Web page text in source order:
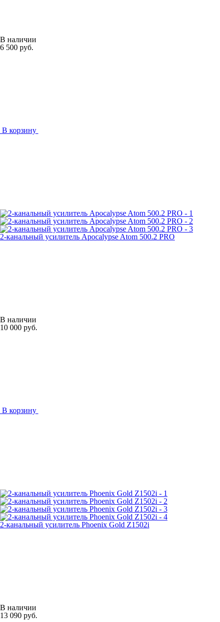
В наличии
6 500 руб.
В корзину
2-канальный усилитель Apocalypse Atom 500.2 PRO
В наличии
10 000 руб.
В корзину
2-канальный усилитель Phoenix Gold Z1502i
В наличии
13 090 руб.